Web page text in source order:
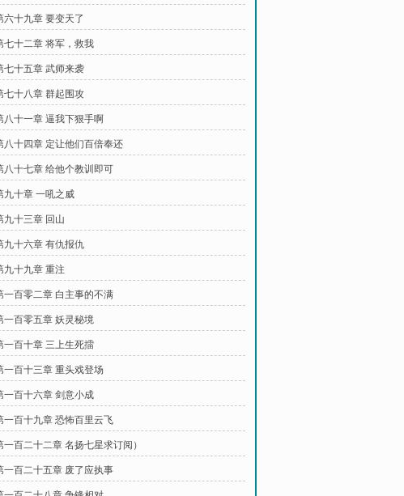
六十九章 要变天了
七十二章 将军，救我
七十五章 武师来袭
七十八章 群起围攻
八十一章 逼我下狠手啊
八十四章 定让他们百倍奉还
八十七章 给他个教训即可
九十章 一吼之威
九十三章 回山
九十六章 有仇报仇
九十九章 重注
一百零二章 白主事的不满
一百零五章 妖灵秘境
一百十章 三上生死擂
一百十三章 重头戏登场
一百十六章 剑意小成
一百十九章 恐怖百里云飞
一百二十二章 名扬七星求订阅）
一百二十五章 废了应执事